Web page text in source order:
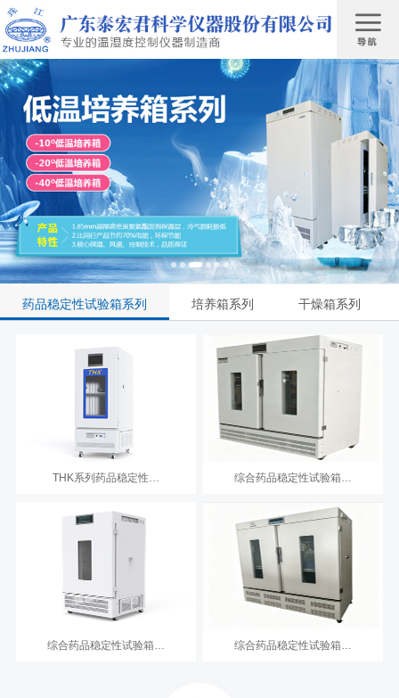
药品稳定性试验箱系列 培养箱系列 干燥箱系列
THK系列药品稳定性… 综合药品稳定性试验箱…
综合药品稳定性试验箱… 综合药品稳定性试验箱…